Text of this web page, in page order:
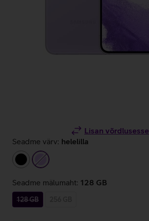
Lisan võrdlusesse
Seadme värv: helelilla
must
helelilla
Seadme mälumaht: 128 GB
128 GB